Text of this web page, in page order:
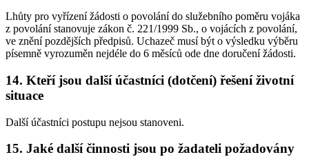
Lhůty pro vyřízení žádosti o povolání do služebního poměru vojáka
z povolání stanovuje zákon č. 221/1999 Sb., o vojácích z povolání,
ve znění pozdějších předpisů. Uchazeč musí být o výsledku výběru
písemně vyrozuměn nejdéle do 6 měsíců ode dne doručení žádosti.
14. Kteří jsou další účastníci (dotčení) řešení životní
situace
Další účastníci postupu nejsou stanoveni.
15. Jaké další činnosti jsou po žadateli požadovány